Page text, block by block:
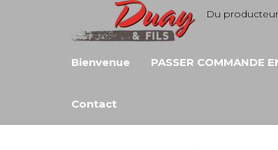
Du
Bienvenue PASSER COMMANDE
Contact